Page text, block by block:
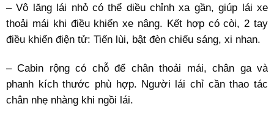
– Vô lăng lái nhỏ có thể diều chỉnh xa gần, giúp lái xe
thoải mái khi điều khiển xe nâng. Kết hợp có còi, 2 tay
điều khiển điện tử: Tiến lùi, bật đèn chiếu sáng, xi nhan.
– Cabin rộng có chỗ để chân thoải mái, chân ga và
phanh kích thước phù hợp. Người lái chỉ cần thao tác
chân nhẹ nhàng khi ngồi lái.